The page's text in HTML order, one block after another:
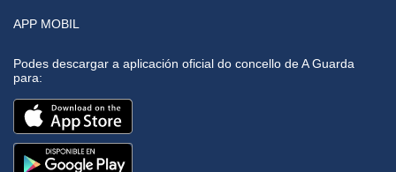
APP MOBIL
Podes descargar a aplicación oficial do concello de A Guarda
para: